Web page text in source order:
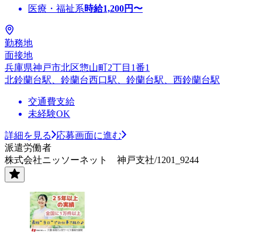
医療・福祉系時給1,200円〜
勤務地
面接地
兵庫県神戸市北区惣山町2丁目1番1
北鈴蘭台駅、鈴蘭台西口駅、鈴蘭台駅、西鈴蘭台駅
交通費支給
未経験OK
詳細を見る
応募画面に進む
派遣労働者
株式会社ニッソーネット 神戸支社/1201_9244